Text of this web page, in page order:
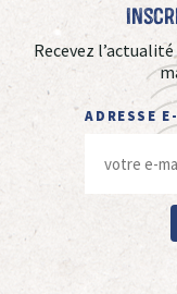
Recevez
ADRESSE